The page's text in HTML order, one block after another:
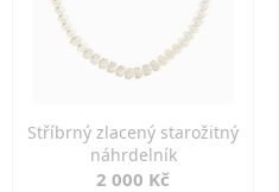
Stříbrný zlacený starožitný
náhrdelník
2 000 Kč